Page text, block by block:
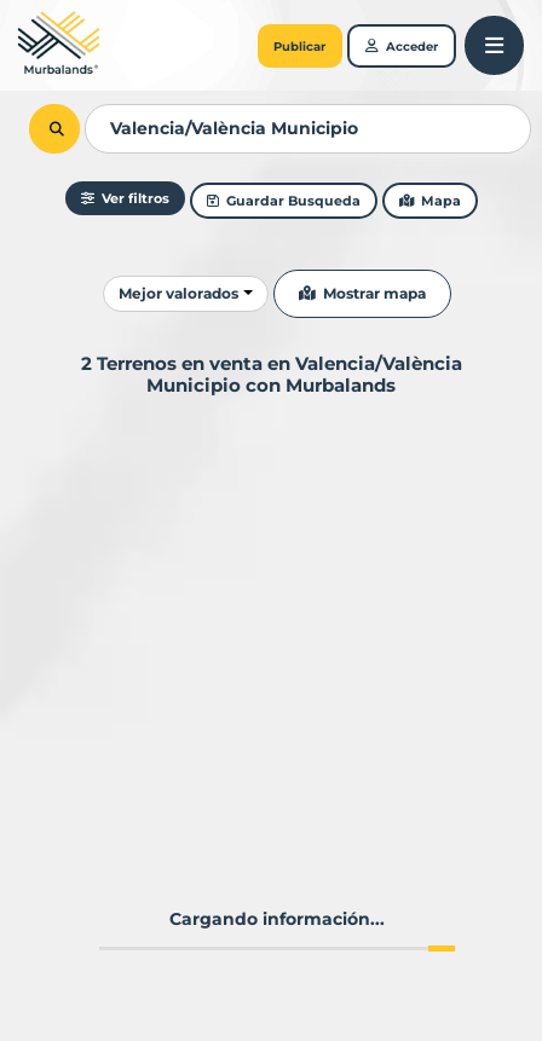
Publicar Acceder
Ver filtros Guardar Busqueda Mapa
Ordenar resultados
Mejor valorados Mostrar mapa
2 Terrenos en venta en Valencia/València
Municipio con Murbalands
Cargando información...